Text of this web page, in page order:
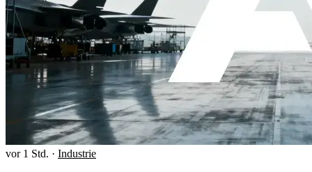
vor 1 Std. · Industrie